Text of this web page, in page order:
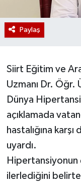
Paylaş
Siirt Eğitim ve
Uzmanı Dr. Öğr.
Dünya
açıklamada
hastalığına
uyardı.
ilerlediğini